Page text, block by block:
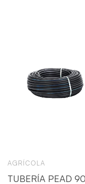
AGRÍCOLA
TUBERÍA PEAD